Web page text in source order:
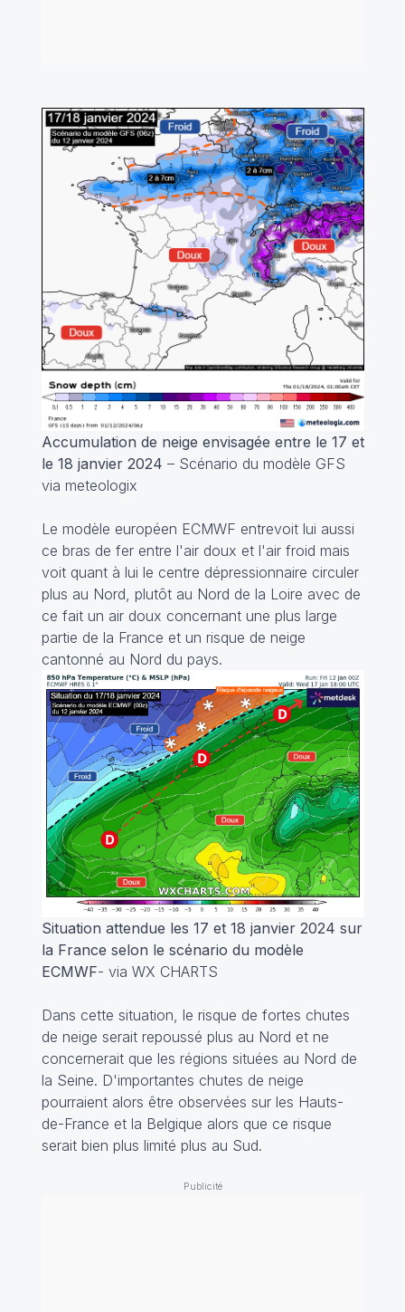
Accumulation de neige envisagée entre le 17 et
le 18 janvier 2024 – Scénario du modèle GFS
via meteologix
Le modèle européen ECMWF entrevoit lui aussi
ce bras de fer entre l'air doux et l'air froid mais
voit quant à lui le centre dépressionnaire circuler
plus au Nord, plutôt au Nord de la Loire avec de
ce fait un air doux concernant une plus large
partie de la France et un risque de neige
cantonné au Nord du pays.
Situation attendue les 17 et 18 janvier 2024 sur
la France selon le scénario du modèle
ECMWF- via WX CHARTS
Dans cette situation, le risque de fortes chutes
de neige serait repoussé plus au Nord et ne
concernerait que les régions situées au Nord de
la Seine. D'importantes chutes de neige
pourraient alors être observées sur les Hauts-
de-France et la Belgique alors que ce risque
serait bien plus limité plus au Sud.